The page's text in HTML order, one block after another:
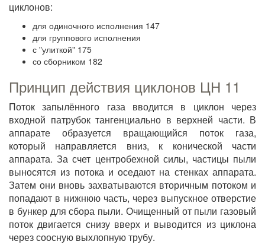
циклонов:
для одиночного исполнения 147
для группового исполнения
с "улиткой" 175
со сборником 182
Принцип действия циклонов ЦН 11
Поток запылённого газа вводится в циклон через
входной патрубок тангенциально в верхней части. В
аппарате образуется вращающийся поток газа,
который направляется вниз, к конической части
аппарата. За счет центробежной силы, частицы пыли
выносятся из потока и оседают на стенках аппарата.
Затем они вновь захватываются вторичным потоком и
попадают в нижнюю часть, через выпускное отверстие
в бункер для сбора пыли. Очищенный от пыли газовый
поток двигается снизу вверх и выводится из циклона
через соосную выхлопную трубу.